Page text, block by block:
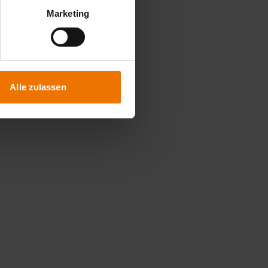
Marketing
Alle zulassen